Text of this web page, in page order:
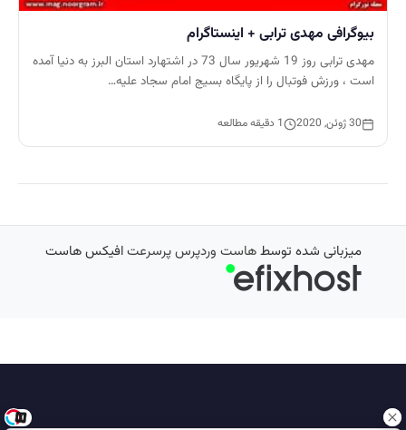
بیوگرافی مهدی ترابی + اینستاگرام
مهدی ترابی روز 19 شهریور سال 73 در اشتهارد استان البرز به دنیا آمده
است ، ورزش فوتبال را از پایگاه بسیج امام سجاد علیه…
30 ژوئن, 2020 1 دقیقه مطالعه
میزبانی شده توسطهاست وردپرس پرسرعتافیکس هاست